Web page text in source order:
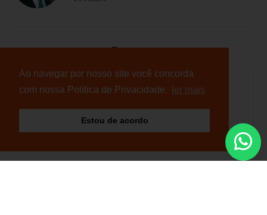
Ao navegar por nosso site você concorda
com nossa Política de Privacidade.
ler mais
Estou de acordo
Enquete